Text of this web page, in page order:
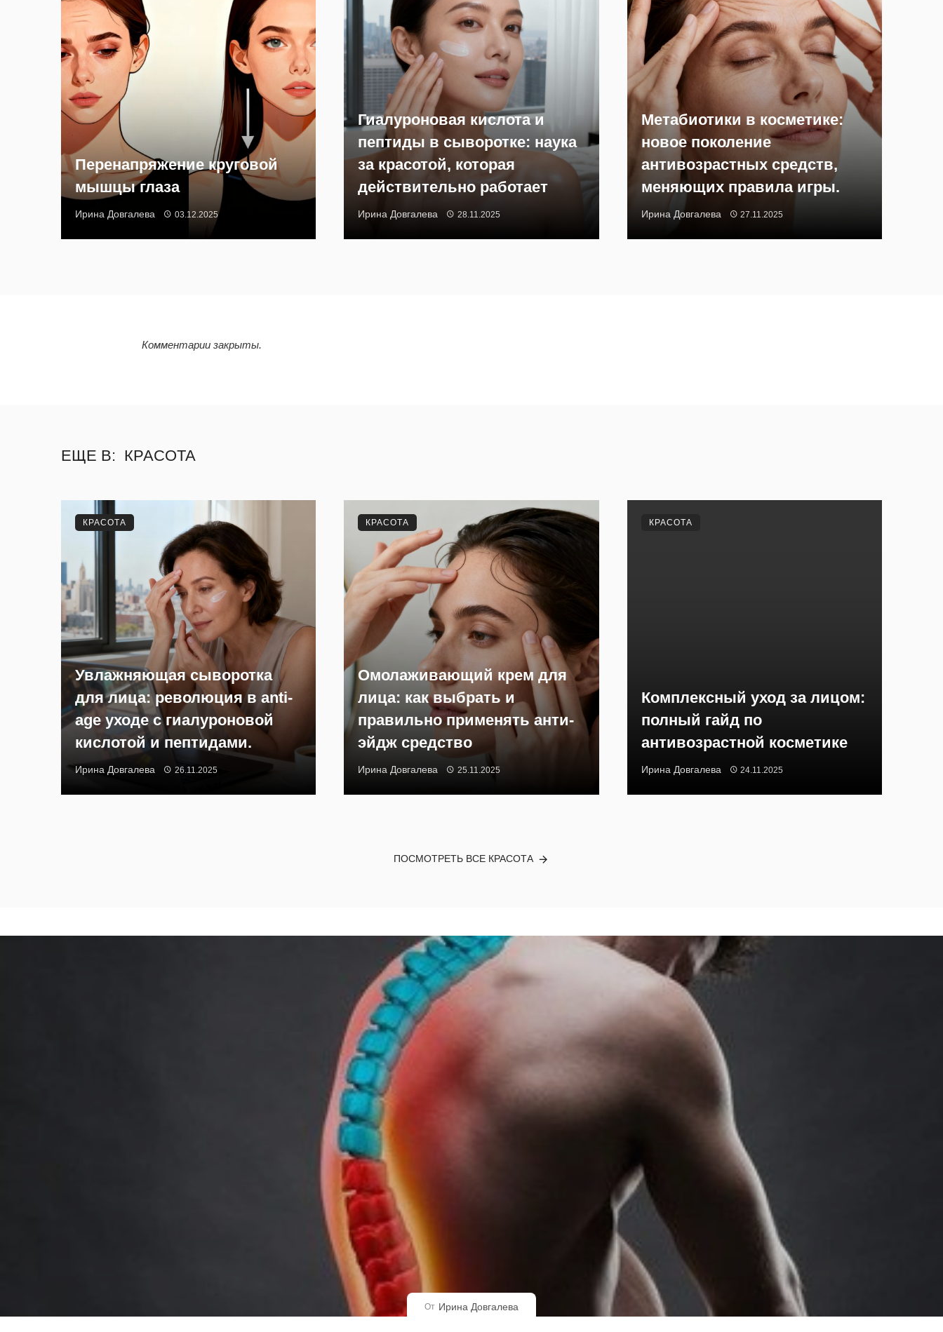
Перенапряжение круговой
мышцы глаза
Ирина Довгалева 03.12.2025
Гиалуроновая кислота и
пептиды в сыворотке: наука
за красотой, которая
действительно работает
Ирина Довгалева 28.11.2025
Метабиотики в косметике:
новое поколение
антивозрастных средств,
меняющих правила игры.
Ирина Довгалева 27.11.2025
Комментарии закрыты.
ЕЩЕ В: КРАСОТА
Увлажняющая сыворотка
для лица: революция в anti-
age уходе с гиалуроновой
кислотой и пептидами.
Ирина Довгалева 26.11.2025
КРАСОТА
Омолаживающий крем для
лица: как выбрать и
правильно применять анти-
эйдж средство
Ирина Довгалева 25.11.2025
КРАСОТА
Комплексный уход за лицом:
полный гайд по
антивозрастной косметике
Ирина Довгалева 24.11.2025
КРАСОТА
ПОСМОТРЕТЬ ВСЕ КРАСОТА
От Ирина Довгалева